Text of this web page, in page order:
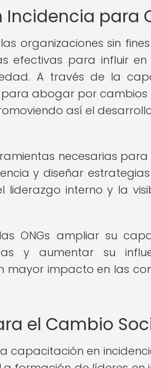
para
organizaciones sin
efectivas para influir
A través de la
abogar por cambios
así el
necesarias
y diseñar
interno y la
ONGs ampliar su
y aumentar su
mayor impacto en las
el Cambio
capacitación en